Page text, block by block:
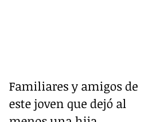
Familiares y amigos de
este joven que dejó al